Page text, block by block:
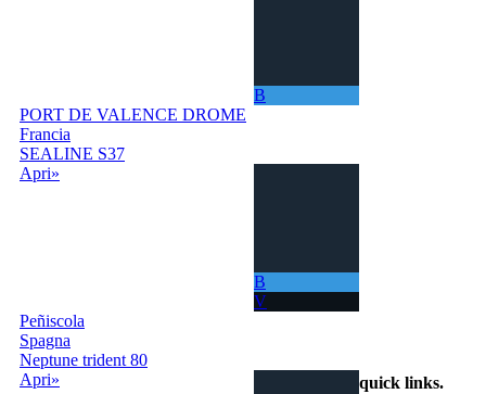
B
PORT DE VALENCE DROME
Francia
SEALINE S37
Apri»
B
V
Peñiscola
Spagna
Neptune trident 80
Apri»
quick links.